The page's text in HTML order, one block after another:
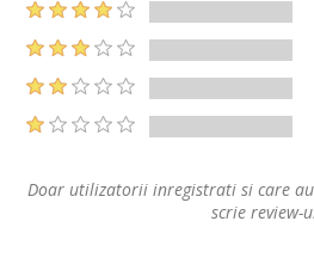
Doar utilizatorii inregistrati si care
scrie review-